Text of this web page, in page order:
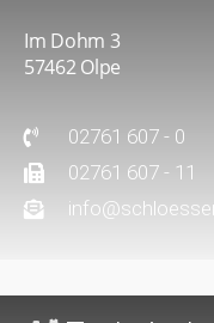
Im Dohm 3
57462 Olpe
02761 607 - 0
02761 607 - 11